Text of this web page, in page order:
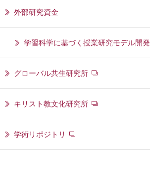
外部研究資金
学習科学に基づく授業研究モデル開発
グローバル共生研究所
キリスト教文化研究所
学術リポジトリ